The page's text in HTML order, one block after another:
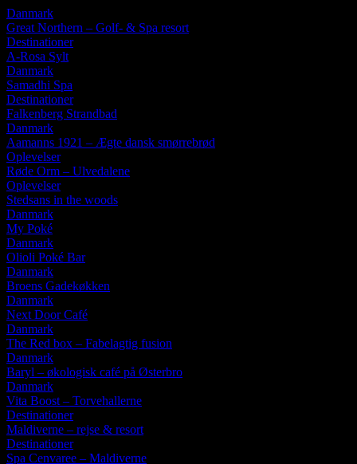
Danmark
Great Northern – Golf- & Spa resort
Destinationer
A-Rosa Sylt
Danmark
Samadhi Spa
Destinationer
Falkenberg Strandbad
Danmark
Aamanns 1921 – Ægte dansk smørrebrød
Oplevelser
Røde Orm – Ulvedalene
Oplevelser
Stedsans in the woods
Danmark
My Poké
Danmark
Olioli Poké Bar
Danmark
Broens Gadekøkken
Danmark
Next Door Café
Danmark
The Red box – Fabelagtig fusion
Danmark
Baryl – økologisk café på Østerbro
Danmark
Vita Boost – Torvehallerne
Destinationer
Maldiverne – rejse & resort
Destinationer
Spa Cenvaree – Maldiverne